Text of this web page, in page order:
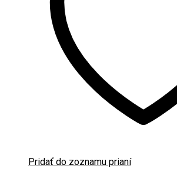
Pridať do zoznamu prianí